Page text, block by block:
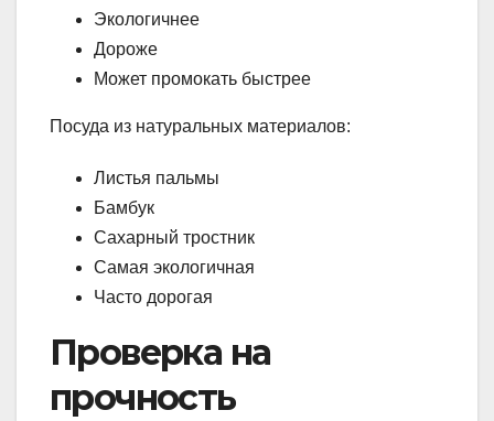
Экологичнее
Дороже
Может промокать быстрее
Посуда из натуральных материалов:
Листья пальмы
Бамбук
Сахарный тростник
Самая экологичная
Часто дорогая
Проверка на
прочность